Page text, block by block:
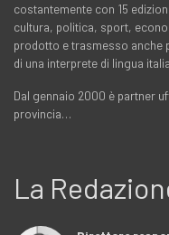
costantemente con 15
cultura, politica, sport,
prodotto e trasmesso anche
di una interprete di lingua
Dal gennaio 2000 è partner
provincia…
La